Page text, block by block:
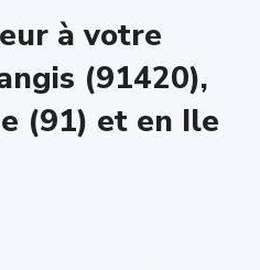
à votre
(91420),
(91) et en Ile